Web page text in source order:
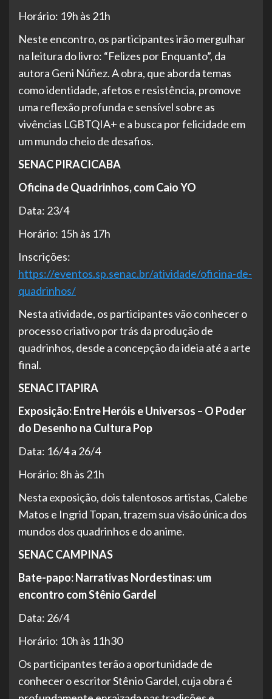
Horário: 19h às 21h
Neste encontro, os participantes irão mergulhar
na leitura do livro: “Felizes por Enquanto”, da
autora Geni Núñez. A obra, que aborda temas
como identidade, afetos e resistência, promove
uma reflexão profunda e sensível sobre as
vivências LGBTQIA+ e a busca por felicidade em
um mundo cheio de desafios.
SENAC PIRACICABA
Oficina de Quadrinhos, com Caio YO
Data: 23/4
Horário: 15h às 17h
Inscrições:
https://eventos.sp.senac.br/atividade/oficina-de-
quadrinhos/
Nesta atividade, os participantes vão conhecer o
processo criativo por trás da produção de
quadrinhos, desde a concepção da ideia até a arte
final.
SENAC ITAPIRA
Exposição: Entre Heróis e Universos – O Poder
do Desenho na Cultura Pop
Data: 16/4 a 26/4
Horário: 8h às 21h
Nesta exposição, dois talentosos artistas, Calebe
Matos e Ingrid Topan, trazem sua visão única dos
mundos dos quadrinhos e do anime.
SENAC CAMPINAS
Bate-papo: Narrativas Nordestinas: um
encontro com Stênio Gardel
Data: 26/4
Horário: 10h às 11h30
Os participantes terão a oportunidade de
conhecer o escritor Stênio Gardel, cuja obra é